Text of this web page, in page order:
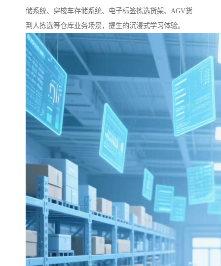
储系统、穿梭车存储系统、电子标签拣选货架、AGV货
到人拣选等仓库业务场景，提生的沉浸式学习体验。